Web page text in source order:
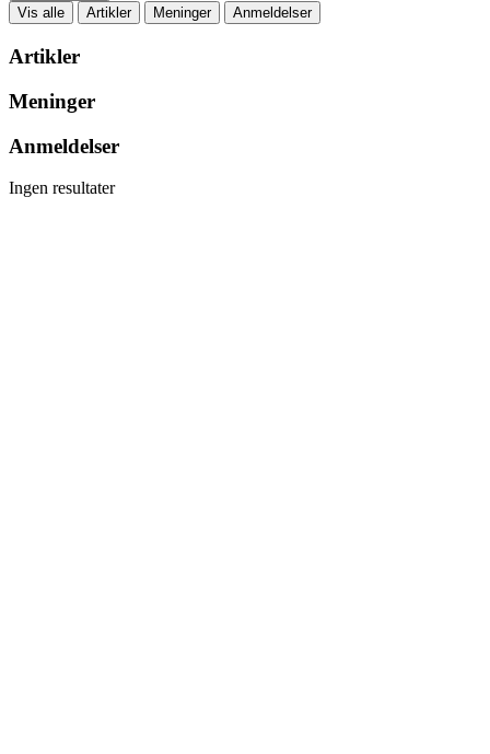
Vis alle
Artikler Meninger Anmeldelser
Artikler
Meninger
Anmeldelser
Ingen resultater